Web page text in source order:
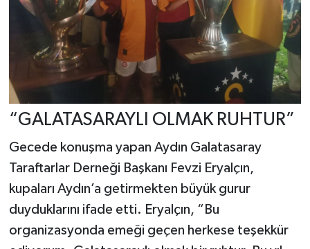
“GALATASARAYLI OLMAK RUHTUR”
Gecede konuşma yapan Aydın Galatasaray
Taraftarlar Derneği Başkanı Fevzi Eryalçın,
kupaları Aydın’a getirmekten büyük gurur
duyduklarını ifade etti. Eryalçın, “Bu
organizasyonda emeği geçen herkese teşekkür